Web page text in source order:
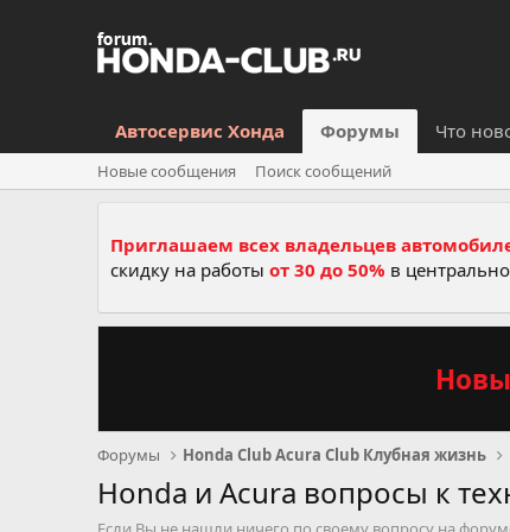
Автосервис Хонда Форумы Что
Новые сообщения Поиск сообщений
Приглашаем всех владельцев
скидку на работы от 30 до 50% в
Форумы Honda Club Acura Club Клубная жизнь
Honda и Acura вопросы к